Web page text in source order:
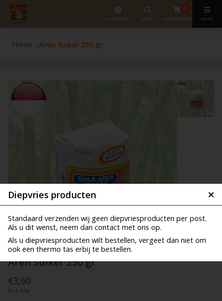
nederlands zoeken
0
winkelwagen menu
Diepvries producten
Standaard verzenden wij geen diepvriesproducten per post.
Als u dit wenst, neem dan contact met ons op.
Als u diepvriesproducten wilt bestellen, vergeet dan niet om
ook een thermo tas erbij te bestellen.
Home Aren Suiker 250 gr
Aren Suiker 250 gr
€3,60
Incl. btw